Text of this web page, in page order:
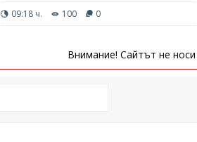
09:18 ч. 100 0
Внимание! Сайтът не